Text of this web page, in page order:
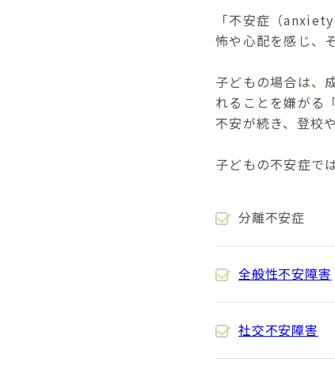
「不安症（
怖や心配を感じ、
子どもの場合は、
れることを嫌がる
不安が続き、登校
子どもの不安症で
分離不安症
全般性不安障害
社交不安障害